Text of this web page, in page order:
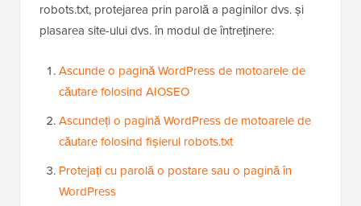
robots.txt, protejarea prin parolă a paginilor dvs. și
plasarea site-ului dvs. în modul de întreținere:
Ascunde o pagină WordPress de motoarele de
căutare folosind AIOSEO
Ascundeți o pagină WordPress de motoarele de
căutare folosind fișierul robots.txt
Protejați cu parolă o postare sau o pagină în
WordPress